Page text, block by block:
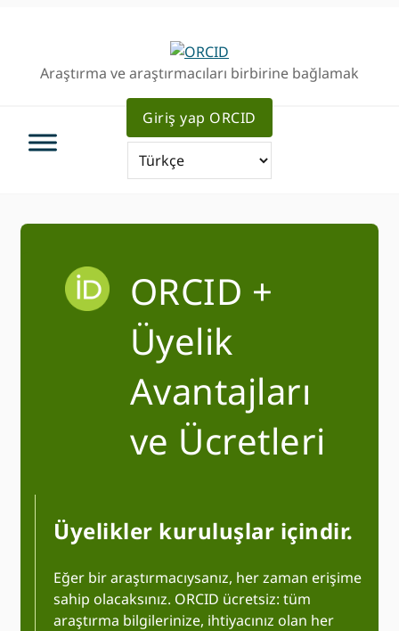
Araştırma ve araştırmacıları birbirine bağlamak
Giriş yap ORCID
ORCID +
Üyelik
Avantajları
ve Ücretleri
Üyelikler kuruluşlar içindir.
Eğer bir araştırmacıysanız, her zaman erişime
sahip olacaksınız. ORCID ücretsiz: tüm
araştırma bilgilerinize, ihtiyacınız olan her